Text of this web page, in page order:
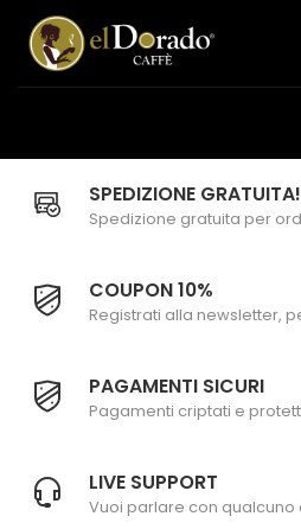
SPEDIZIONE GRATUITA!
Spedizione gratuita per
COUPON 10%
Registrati alla newsletter,
PAGAMENTI SICURI
Pagamenti criptati e protetti
LIVE SUPPORT
Vuoi parlare con qualcuno